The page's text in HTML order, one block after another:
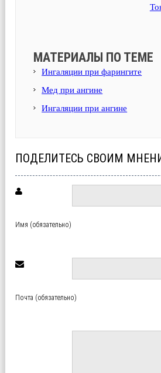
МАТЕРИАЛЫ ПО ТЕМЕ
Ингаляции при фарингите
Мед при ангине
Ингаляции при ангине
ПОДЕЛИТЕСЬ СВОИМ
Имя (обязательно)
Почта (обязательно)